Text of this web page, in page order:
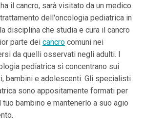
il cancro, sarà visitato da un medico
dell'oncologia pediatrica in
disciplina che studia e cura il cancro
parte dei cancrocomuni nei
da quelli osservati negli adulti. I
pediatrica si concentrano sui
bambini e adolescenti. Gli specialisti
sono appositamente formati per
bambino e mantenerlo a suo agio